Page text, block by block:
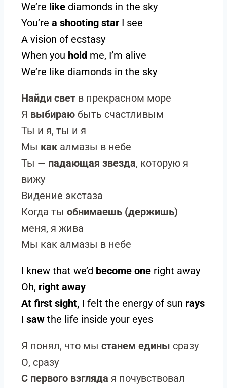
We’re like diamonds in the sky
You’re a shooting star I see
A vision of ecstasy
When you hold me, I’m alive
We’re like diamonds in the sky
Найди свет в прекрасном море
Я выбираю быть счастливым
Ты и я, ты и я
Мы как алмазы в небе
Ты — падающая звезда, которую я
вижу
Видение экстаза
Когда ты обнимаешь (держишь)
меня, я жива
Мы как алмазы в небе
I knew that we’d become one right away
Oh, right away
At first sight, I felt the energy of sun rays
I saw the life inside your eyes
Я понял, что мы станем едины сразу
О, сразу
С первого взгляда я почувствовал